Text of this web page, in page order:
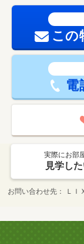
この
電
実際にお部
見学し
お問い合わせ先 ＬＩ